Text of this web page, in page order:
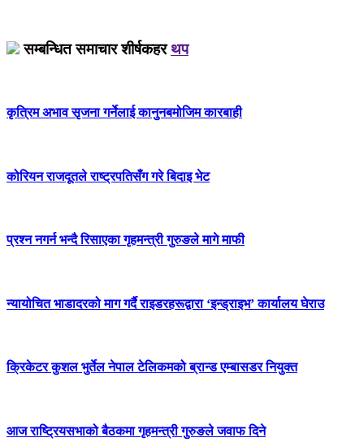
सम्बन्धित समाचार शीर्षकहरथप
कृत्रिम अभाव सृजना गर्नेलाई कानुनबमोजिम कारबाही
कोरियन राजदूतले राष्ट्रपतिसँग गरे बिदाइ भेट
प्रश्न नगर्न भन्दै रिसाएका गृहमन्त्री गुरुङले मागे माफी
न्यायोचित भाडादरको माग गर्दै राइडरहरूद्वारा ‘इन्ड्राइभ’ कार्यालय घेराउ
क्रिकेटर कुशल भुर्तेल नेपाल टेलिकमको ब्रान्ड एम्बासडर नियुक्त
आज राष्ट्रियसभाको बैठकमा गृहमन्त्री गुरुङले जवाफ दिने